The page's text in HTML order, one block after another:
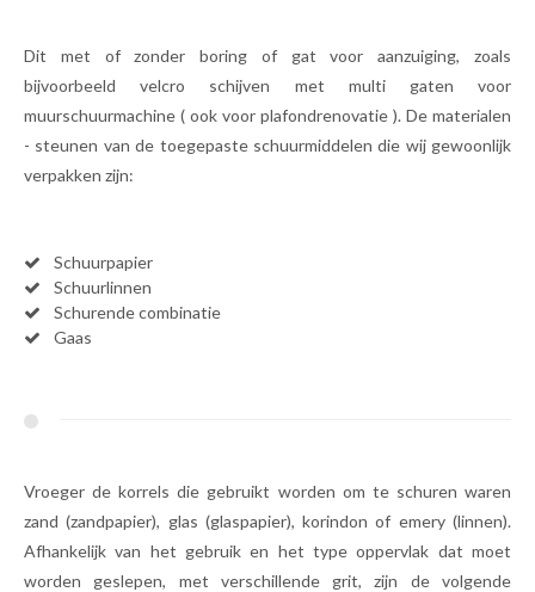
Dit met of zonder boring of gat voor aanzuiging, zoals
bijvoorbeeld velcro schijven met multi gaten voor
muurschuurmachine ( ook voor plafondrenovatie ). De materialen
- steunen van de toegepaste schuurmiddelen die wij gewoonlijk
verpakken zijn:
Schuurpapier
Schuurlinnen
Schurende combinatie
Gaas
Vroeger de korrels die gebruikt worden om te schuren waren
zand (zandpapier), glas (glaspapier), korindon of emery (linnen).
Afhankelijk van het gebruik en het type oppervlak dat moet
worden geslepen, met verschillende grit, zijn de volgende